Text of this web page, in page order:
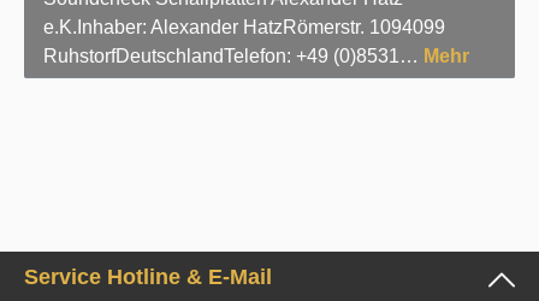
e.K.Inhaber: Alexander HatzRömerstr. 1094099
RuhstorfDeutschlandTelefon: +49 (0)8531… Mehr
Service Hotline & E-Mail